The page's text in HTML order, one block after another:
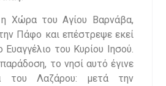
Χώρα του Αγίου Βαρνάβα,
Πάφο και επέστρεψε εκεί
Ευαγγέλιο του Κυρίου Ιησού.
το νησί αυτό έγινε
του Λαζάρου: μετά την